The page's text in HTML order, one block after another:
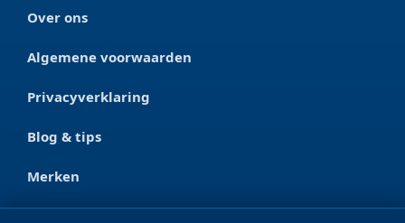
Over ons
Algemene voorwaarden
Privacyverklaring
Blog & tips
Merken